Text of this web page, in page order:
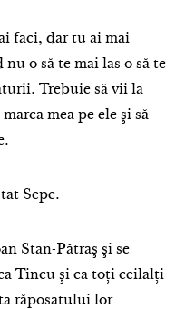
faci, dar tu ai mai
o să te mai las o să te
Trebuie să vii la
mea pe ele şi să
Sepe.
Stan-Pătraş şi se
Tincu şi ca toţi ceilalţi
răposatului lor